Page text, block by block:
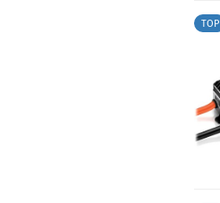
TOP